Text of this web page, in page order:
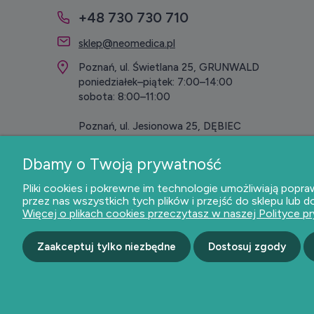
+48 730 730 710
sklep@neomedica.pl
Poznań, ul. Świetlana 25, GRUNWALD
poniedziałek–piątek: 7:00–14:00
sobota: 8:00–11:00
Poznań, ul. Jesionowa 25, DĘBIEC
REGON: 3005893250
Dołącz do nas
Dbamy o Twoją prywatność
Pliki cookies i pokrewne im technologie umożliwiają
przez nas wszystkich tych plików i przejść do sklepu lub
Więcej o plikach cookies przeczytasz w naszej Polityce
Zaakceptuj tylko niezbędne Dostosuj zgody